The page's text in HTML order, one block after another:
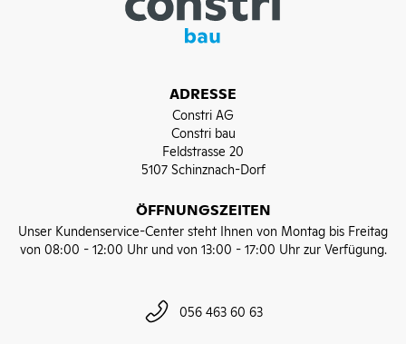
ADRESSE
Constri AG
Constri bau
Feldstrasse 20
5107 Schinznach-Dorf
ÖFFNUNGSZEITEN
Unser Kundenservice-Center steht Ihnen von Montag bis Freitag
von 08:00 - 12:00 Uhr und von 13:00 - 17:00 Uhr zur Verfügung.
056 463 60 63